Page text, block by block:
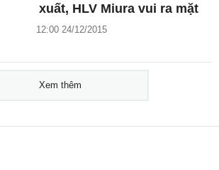
xuất, HLV Miura vui ra mặt
12:00 24/12/2015
Xem thêm